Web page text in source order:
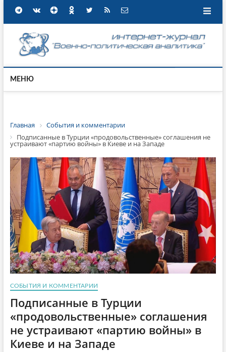
МЕНЮ
Главная
События и комментарии
Подписанные в Турции «продовольственные» соглашения не
устраивают «партию войны» в Киеве и на Западе
СОБЫТИЯ И КОММЕНТАРИИ
Подписанные в Турции
«продовольственные» соглашения
не устраивают «партию войны» в
Киеве и на Западе